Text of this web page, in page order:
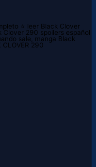
⭐ leer Black Clover
Clover 290 spoilers español
sale, manga Black
290